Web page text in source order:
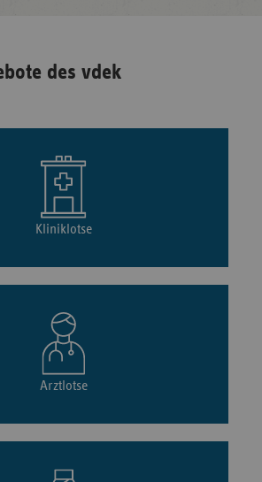
des vdek
Kliniklotse
Arztlotse